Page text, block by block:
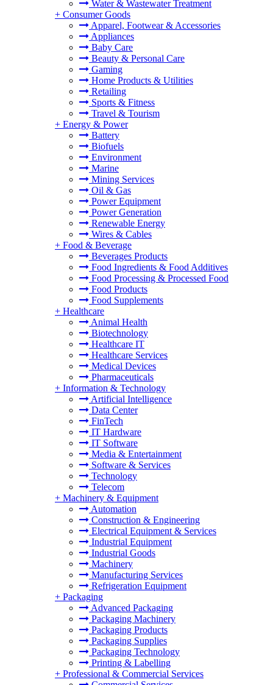
Water & Wastewater Treatment
+ Consumer Goods
Apparel, Footwear & Accessories
Appliances
Baby Care
Beauty & Personal Care
Gaming
Home Products & Utilities
Retailing
Sports & Fitness
Travel & Tourism
+ Energy & Power
Battery
Biofuels
Environment
Marine
Mining Services
Oil & Gas
Power Equipment
Power Generation
Renewable Energy
Wires & Cables
+ Food & Beverage
Beverages Products
Food Ingredients & Food Additives
Food Processing & Processed Food
Food Products
Food Supplements
+ Healthcare
Animal Health
Biotechnology
Healthcare IT
Healthcare Services
Medical Devices
Pharmaceuticals
+ Information & Technology
Artificial Intelligence
Data Center
FinTech
IT Hardware
IT Software
Media & Entertainment
Software & Services
Technology
Telecom
+ Machinery & Equipment
Automation
Construction & Engineering
Electrical Equipment & Services
Industrial Equipment
Industrial Goods
Machinery
Manufacturing Services
Refrigeration Equipment
+ Packaging
Advanced Packaging
Packaging Machinery
Packaging Products
Packaging Supplies
Packaging Technology
Printing & Labelling
+ Professional & Commercial Services